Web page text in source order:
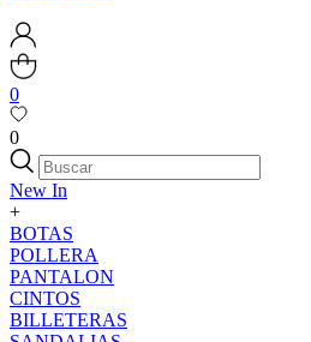
0
0
New In
+
BOTAS
POLLERA
PANTALON
CINTOS
BILLETERAS